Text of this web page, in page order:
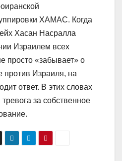
ХАМАС. Когда
Хасан Насралла
Израилем всех
просто «забывает» о
против Израиля, на
ответ. В этих словах
за собственное